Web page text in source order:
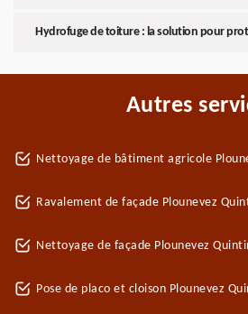
Hydrofuge de toiture : la solution pour
Autres
Nettoyage de bâtiment agricole
Ravalement de façade Plounevez
Nettoyage de façade Plounevez
Pose de placo et cloison Plounevez